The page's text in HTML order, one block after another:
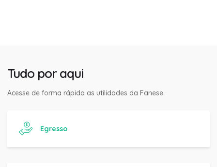
Tudo por aqui
Acesse de forma rápida as utilidades da Fanese.
Egresso